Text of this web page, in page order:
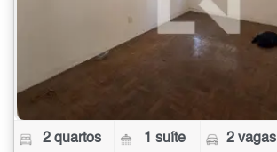
2 quartos 1 suíte 2 vagas